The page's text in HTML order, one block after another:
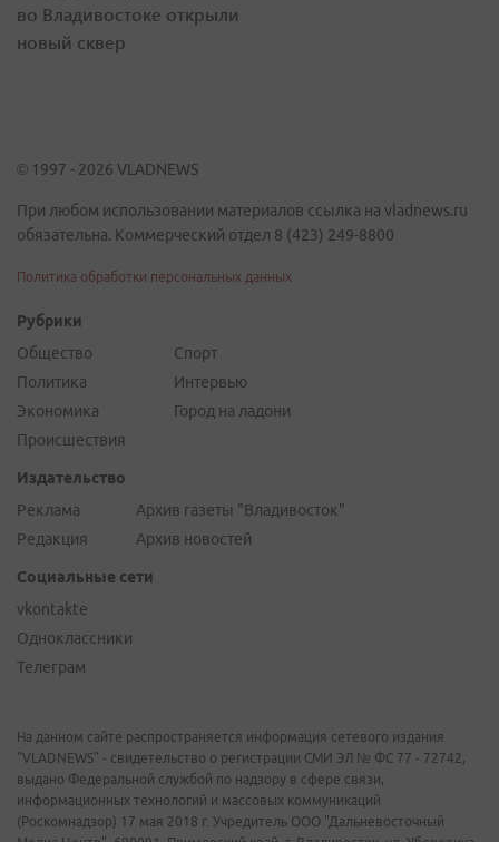
во Владивостоке открыли
новый сквер
© 1997 - 2026 VLADNEWS
При любом использовании материалов ссылка на vladnews.ru
обязательна. Коммерческий отдел 8 (423) 249-8800
Политика обработки персональных данных
Рубрики
Общество
Политика
Экономика
Происшествия
Спорт
Интервью
Город на ладони
Издательство
Реклама
Редакция
Архив газеты "Владивосток"
Архив новостей
Социальные сети
vkontakte
Одноклассники
Телеграм
На данном сайте распространяется информация сетевого издания
"VLADNEWS" - свидетельство о регистрации СМИ ЭЛ № ФС 77 - 72742,
выдано Федеральной службой по надзору в сфере связи,
информационных технологий и массовых коммуникаций
(Роскомнадзор) 17 мая 2018 г. Учредитель ООО "Дальневосточный